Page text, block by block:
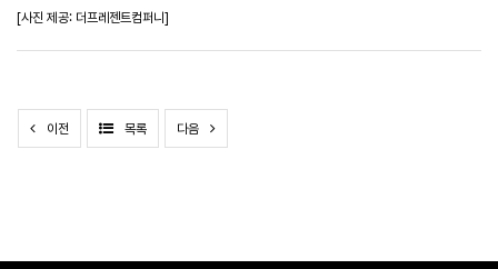
[사진 제공: 더프레젠트컴퍼니]
이전 목록 다음